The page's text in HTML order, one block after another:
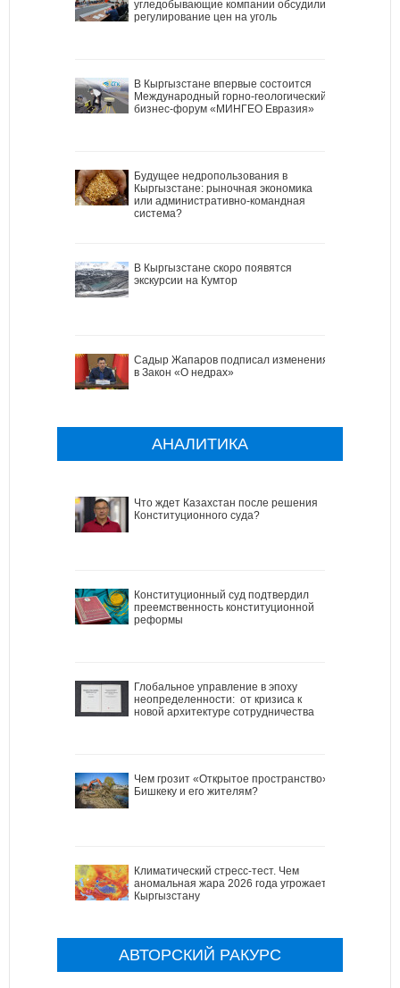
угледобывающие компании обсудили
регулирование цен на уголь
В Кыргызстане впервые состоится
Международный горно-геологический
бизнес-форум «МИНГЕО Евразия»
Будущее недропользования в
Кыргызстане: рыночная экономика
или административно-командная
система?
В Кыргызстане скоро появятся
экскурсии на Кумтор
Садыр Жапаров подписал изменения
в Закон «О недрах»
АНАЛИТИКА
Что ждет Казахстан после решения
Конституционного суда?
Конституционный суд подтвердил
преемственность конституционной
реформы
Глобальное управление в эпоху
неопределенности: от кризиса к
новой архитектуре сотрудничества
Чем грозит «Открытое пространство»
Бишкеку и его жителям?
Климатический стресс-тест. Чем
аномальная жара 2026 года угрожает
Кыргызстану
АВТОРСКИЙ РАКУРС